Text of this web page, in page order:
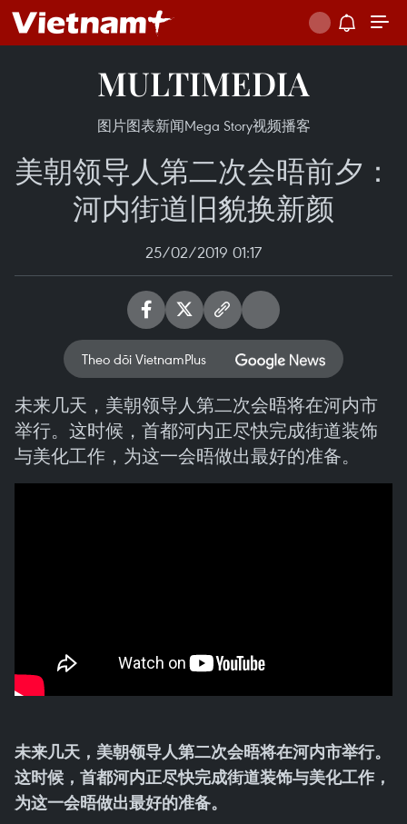
MULTIMEDIA
图片图表新闻Mega Story视频播客
美朝领导人第二次会晤前夕：
河内街道旧貌换新颜
25/02/2019 01:17
Theo dõi VietnamPlus
未来几天，美朝领导人第二次会晤将在河内市
举行。这时候，首都河内正尽快完成街道装饰
与美化工作，为这一会晤做出最好的准备。
未来几天，美朝领导人第二次会晤将在河内市举行。
这时候，首都河内正尽快完成街道装饰与美化工作，
为这一会晤做出最好的准备。